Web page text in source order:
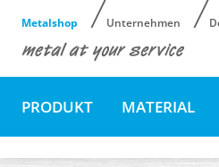
Metalshop Unternehmen
PRODUKT MATERIAL